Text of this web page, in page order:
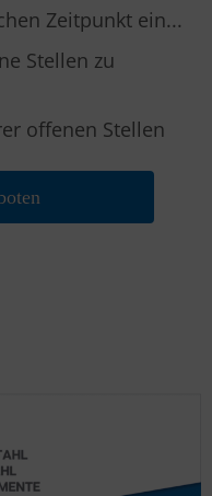
Zeitpunkt ein...
Stellen zu
offenen Stellen